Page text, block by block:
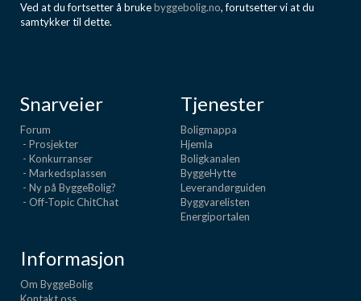
Ved at du fortsetter å brukebyggebolig.no, forutsetter vi at du
samtykker til dette.
Snarveier
Forum
- Prosjekter
- Konkurranser
- Markedsplassen
- Ny på ByggeBolig?
- Off-Topic ChitChat
Tjenester
Boligmappa
Hjemla
Boligkanalen
ByggeHytte
Leverandørguiden
Byggvarelisten
Energiportalen
Informasjon
Om ByggeBolig